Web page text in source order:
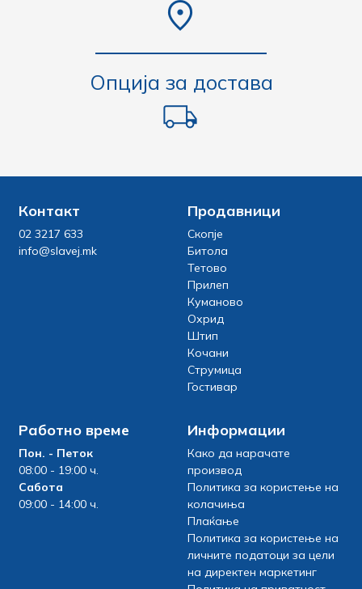
Опција за достава
Контакт
02 3217 633
info@slavej.mk
Продавници
Скопје
Битола
Тетово
Прилеп
Куманово
Охрид
Штип
Кочани
Струмица
Гостивар
Работно време
Пон. - Петок
08:00 - 19:00 ч.
Сабота
09:00 - 14:00 ч.
Информации
Како да нарачате
производ
Политика за користење на
колачиња
Плаќање
Политика за користење на
личните податоци за цели
на директен маркетинг